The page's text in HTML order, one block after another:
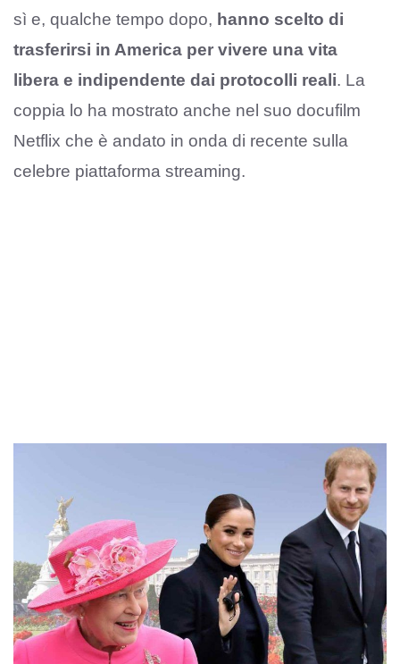
sì e, qualche tempo dopo, hanno scelto di
trasferirsi in America per vivere una vita
libera e indipendente dai protocolli reali. La
coppia lo ha mostrato anche nel suo docufilm
Netflix che è andato in onda di recente sulla
celebre piattaforma streaming.